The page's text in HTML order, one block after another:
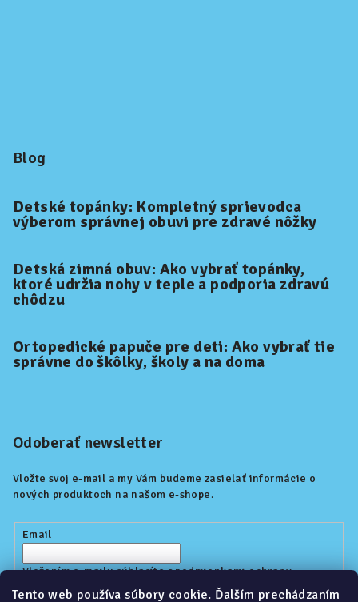
Tento web používa súbory cookie. Ďalším prechádzaním
Blog
Detské topánky: Kompletný sprievodca
výberom správnej obuvi pre zdravé nôžky
Detská zimná obuv: Ako vybrať topánky,
ktoré udržia nohy v teple a podporia zdravú
chôdzu
Ortopedické papuče pre deti: Ako vybrať tie
správne do škôlky, školy a na doma
Odoberať newsletter
Vložte svoj e-mail a my Vám budeme zasielať informácie o
nových produktoch na našom e-shope.
Email
Vložením e-mailu súhlasíte spodmienkami ochrany
osobných údajov